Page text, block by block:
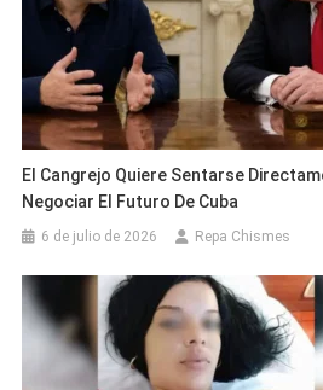
El Cangrejo Quiere Sentarse
Negociar El Futuro De Cuba
6 de julio de 2026 Repa Chismes